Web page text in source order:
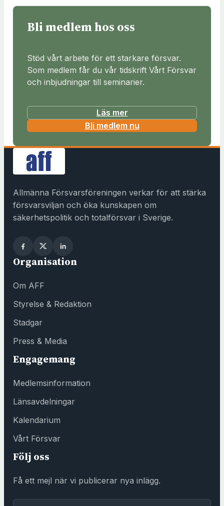
Bli medlem hos oss
Stöd vårt arbete för ett starkare försvar.
Som medlem får du vår tidskrift Vårt Försvar
och inbjudningar till seminarier.
Läs mer
Bli medlem nu(
p
a
i
s
Allmänna Försvarsföreningen verkar för att stärka
försvarsviljan och öka kunskapen om
säkerhetspolitik och totalförsvar i Sverige.
Organisation
Om AFF
Styrelse & Redaktion
Stadgar
Press & Media
Engagemang
Medlemsinformation
Länsavdelningar
Kalendarium
Vårt Försvar
Följ oss
Få ett mejl när vi publicerar nya inlägg.